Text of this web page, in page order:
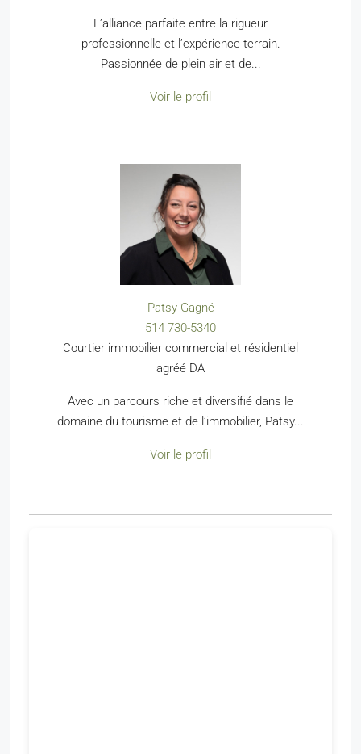
L’alliance parfaite entre la rigueur
professionnelle et l’expérience terrain.
Passionnée de plein air et de...
Voir le profil
Patsy Gagné
514 730-5340
Courtier immobilier commercial et résidentiel
agréé DA
Avec un parcours riche et diversifié dans le
domaine du tourisme et de l’immobilier, Patsy...
Voir le profil